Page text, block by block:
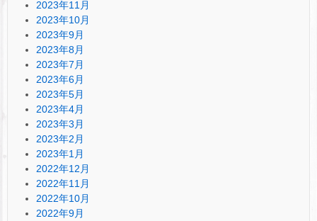
2023年11月
2023年10月
2023年9月
2023年8月
2023年7月
2023年6月
2023年5月
2023年4月
2023年3月
2023年2月
2023年1月
2022年12月
2022年11月
2022年10月
2022年9月